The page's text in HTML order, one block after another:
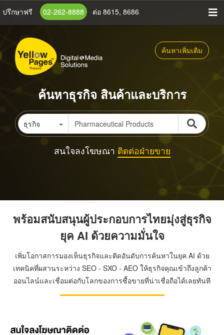
ข้าม
เนื้อหา
หลัก
ปรึกษาฟรี 02-262-8888 ต่อ 8615, 8686
ค้นหาเพิ่มเติม
ค้นหาธุรกิจ สินค้าและบริการ
ธุรกิจ
สนใจลงโฆษณา ติดต่อฝ่ายขาย
พร้อมสนับสนุนผู้ประกอบการไทยมุ่งสู่ธุรกิจ
ยุค AI ด้วยความมั่นใจ
เพิ่มโอกาสการมองเห็นธุรกิจและติดอันดับการค้นหาในยุค AI ด้วย
เทคนิคที่ผสานระหว่าง SEO - SXO - AEO ให้ธุรกิจคุณเข้าถึงลูกค้า
ออนไลน์และเชื่อมต่อกับโลกของการซื้อขายที่น่าเชื่อถือได้เลยทันที